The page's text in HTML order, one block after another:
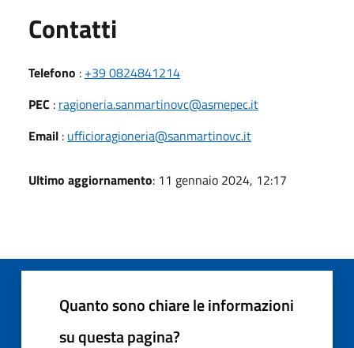
Contatti
Telefono : +39 0824841214
PEC : ragioneria.sanmartinovc@asmepec.it
Email : ufficioragioneria@sanmartinovc.it
Ultimo aggiornamento: 11 gennaio 2024, 12:17
Quanto sono chiare le informazioni
su questa pagina?